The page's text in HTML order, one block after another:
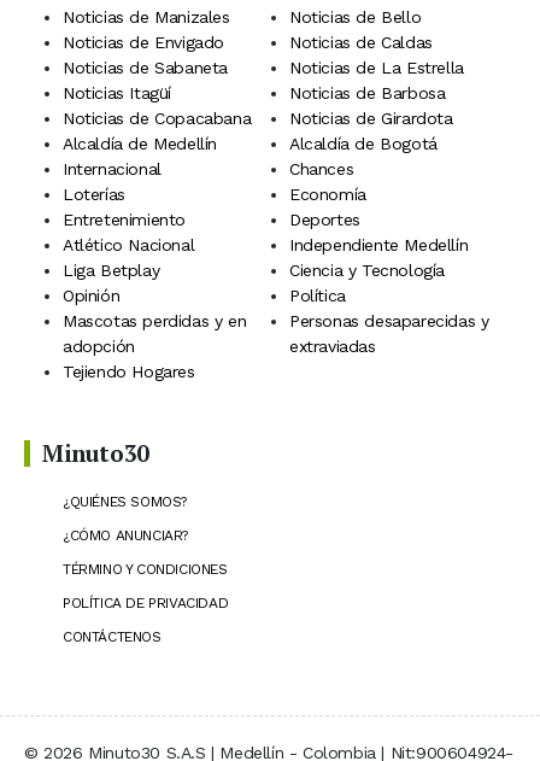
Noticias de Manizales
Noticias de Bello
Noticias de Envigado
Noticias de Caldas
Noticias de Sabaneta
Noticias de La Estrella
Noticias Itagüí
Noticias de Barbosa
Noticias de Copacabana
Noticias de Girardota
Alcaldía de Medellín
Alcaldía de Bogotá
Internacional
Chances
Loterías
Economía
Entretenimiento
Deportes
Atlético Nacional
Independiente Medellín
Liga Betplay
Ciencia y Tecnología
Opinión
Política
Mascotas perdidas y en
adopción
Personas desaparecidas y
extraviadas
Tejiendo Hogares
Minuto30
¿QUIÉNES SOMOS?
¿CÓMO ANUNCIAR?
TÉRMINO Y CONDICIONES
POLÍTICA DE PRIVACIDAD
CONTÁCTENOS
© 2026 Minuto30 S.A.S | Medellín - Colombia | Nit:900604924-